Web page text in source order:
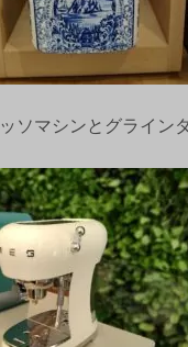
ソマシンとグライン